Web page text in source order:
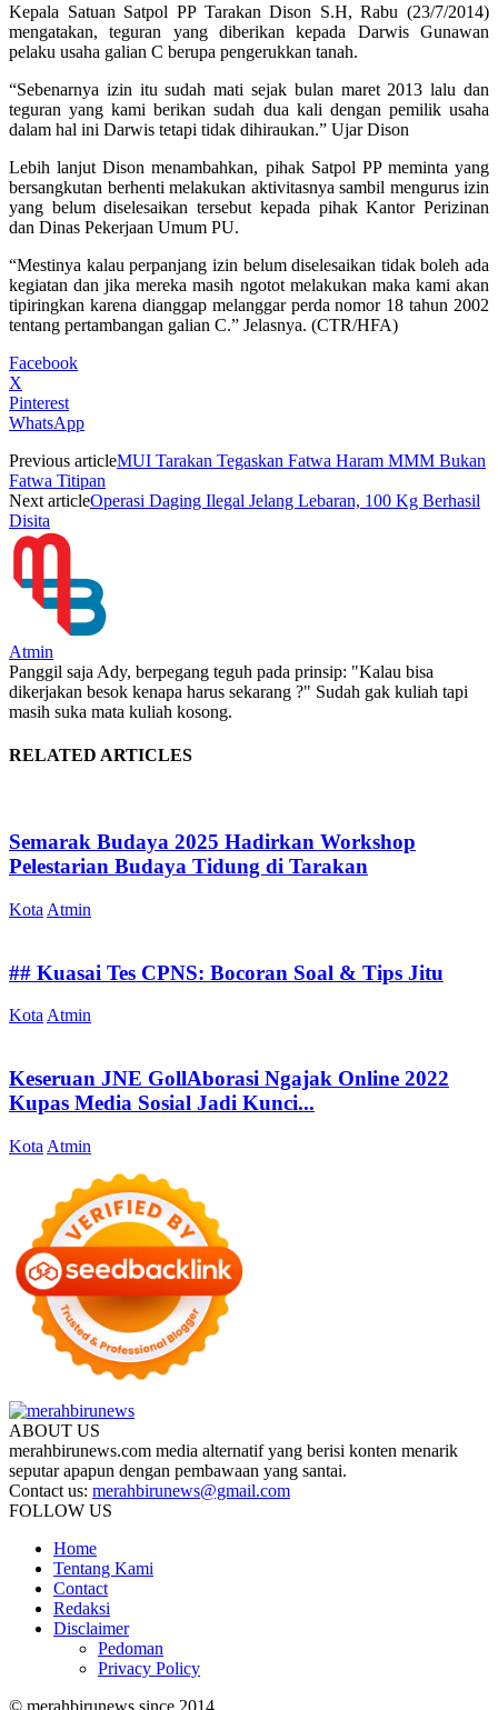
Kepala Satuan Satpol PP Tarakan Dison S.H, Rabu (23/7/2014)
mengatakan, teguran yang diberikan kepada Darwis Gunawan
pelaku usaha galian C berupa pengerukkan tanah.
“Sebenarnya izin itu sudah mati sejak bulan maret 2013 lalu dan
teguran yang kami berikan sudah dua kali dengan pemilik usaha
dalam hal ini Darwis tetapi tidak dihiraukan.” Ujar Dison
Lebih lanjut Dison menambahkan, pihak Satpol PP meminta yang
bersangkutan berhenti melakukan aktivitasnya sambil mengurus izin
yang belum diselesaikan tersebut kepada pihak Kantor Perizinan
dan Dinas Pekerjaan Umum PU.
“Mestinya kalau perpanjang izin belum diselesaikan tidak boleh ada
kegiatan dan jika mereka masih ngotot melakukan maka kami akan
tipiringkan karena dianggap melanggar perda nomor 18 tahun 2002
tentang pertambangan galian C.” Jelasnya. (CTR/HFA)
Facebook
X
Pinterest
WhatsApp
Previous articleMUI Tarakan Tegaskan Fatwa Haram MMM Bukan
Fatwa Titipan
Next articleOperasi Daging Ilegal Jelang Lebaran, 100 Kg Berhasil
Disita
Atmin
Panggil saja Ady, berpegang teguh pada prinsip: "Kalau bisa
dikerjakan besok kenapa harus sekarang ?" Sudah gak kuliah tapi
masih suka mata kuliah kosong.
RELATED ARTICLES
Semarak Budaya 2025 Hadirkan Workshop
Pelestarian Budaya Tidung di Tarakan
Kota Atmin
## Kuasai Tes CPNS: Bocoran Soal & Tips Jitu
Kota Atmin
Keseruan JNE GollAborasi Ngajak Online 2022
Kupas Media Sosial Jadi Kunci...
Kota Atmin
ABOUT US
merahbirunews.com media alternatif yang berisi konten menarik
seputar apapun dengan pembawaan yang santai.
Contact us: merahbirunews@gmail.com
FOLLOW US
Home
Tentang Kami
Contact
Redaksi
Disclaimer
Pedoman
Privacy Policy
© merahbirunews since 2014